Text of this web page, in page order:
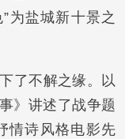
为盐城新十景之
了不解之缘。以
》讲述了战争题
情诗风格电影先